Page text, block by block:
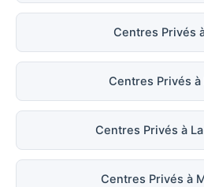
Centres Privés
Centres Privés à
Centres Privés à
Centres Privés à